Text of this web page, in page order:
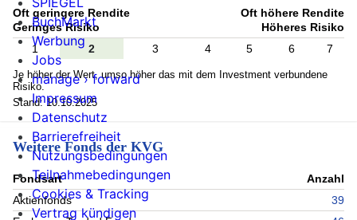
Oft geringere Rendite
Geringes Risiko
Oft höhere Rendite
Höheres Risiko
1
2 3 4 5 6 7
Je höher der Wert, umso höher das mit dem Investment verbundene
Risiko.
Stand: 10.10.2025
Weitere Fonds der KVG
Fondsart
Anzahl
Aktienfonds
39
BuchMarkt
Werbung
Jobs
manage › forward
Impressum
Datenschutz
Barrierefreiheit
Nutzungsbedingungen
Teilnahmebedingungen
Cookies & Tracking
Vertrag kündigen